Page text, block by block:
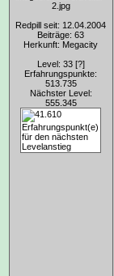
Redpill seit: 12.04.2004
Beiträge: 63
Herkunft: Megacity
Level: 33 [?]
Erfahrungspunkte:
513.735
Nächster Level:
555.345